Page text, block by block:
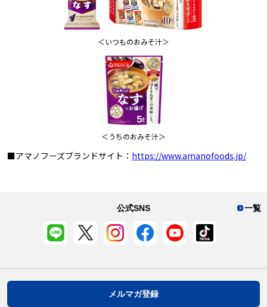
＜いつものおみそ汁＞
＜うちのおみそ汁＞
■アマノフーズブランドサイト： https://www.amanofoods.jp/
一覧
公式SNS
メルマガ登録